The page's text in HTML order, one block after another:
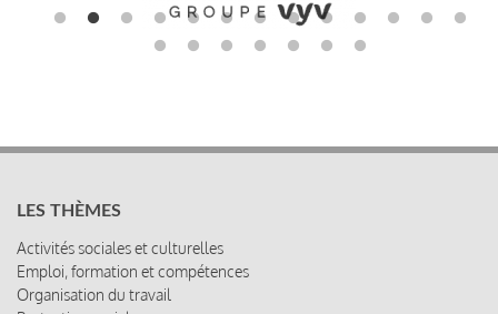
LES THÈMES
Activités sociales et culturelles
Emploi, formation et compétences
Organisation du travail